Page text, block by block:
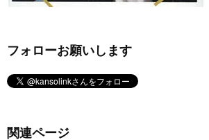
フォローお願いします
関連ページ